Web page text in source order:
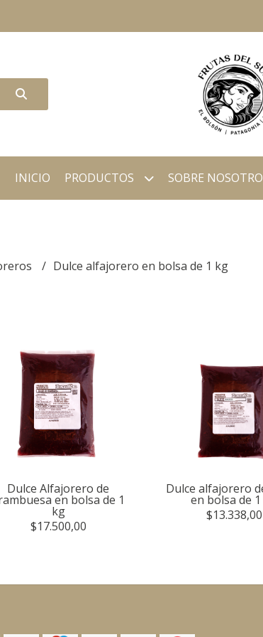
INICIO PRODUCTOS SOBRE
Dulce alfajorero en bolsa de 1 kg
Dulce Alfajorero de
en bolsa de 1
kg
$17.500,00
Dulce alfajorero
en bolsa de
$13.338,00